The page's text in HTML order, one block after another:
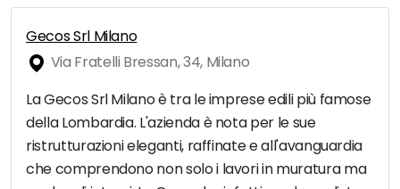
Gecos Srl Milano
Via Fratelli Bressan, 34, Milano
La Gecos Srl Milano è tra le imprese edili più famose
della Lombardia. L'azienda è nota per le sue
ristrutturazioni eleganti, raffinate e all'avanguardia
che comprendono non solo i lavori in muratura ma